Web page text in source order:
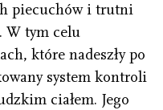
piecuchów i trutni
W tym celu
które nadeszły po
system kontroli
ciałem. Jego